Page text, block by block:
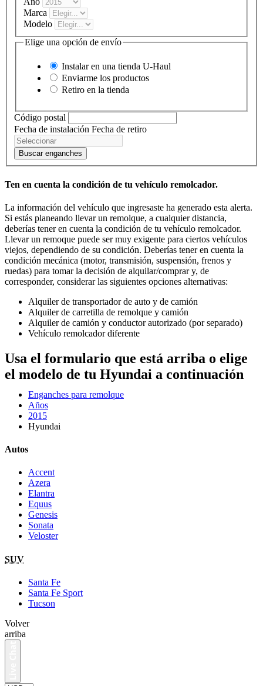
Marca
Modelo
Elige una opción de envío
Instalar en una tienda U-Haul
Enviarme los productos
Retiro en la tienda
Código postal
Fecha de instalación Fecha de retiro
Buscar enganches
Ten en cuenta la condición de tu vehículo remolcador.
La información del vehículo que ingresaste ha generado esta alerta.
Si estás planeando llevar un remolque, a cualquier distancia,
deberías tener en cuenta la condición de tu vehículo remolcador.
Llevar un remoque puede ser muy exigente para ciertos vehículos
viejos, dependiendo de su condición. Deberías tener en cuenta la
condición mecánica (motor, transmisión, suspensión, frenos y
ruedas) para tomar la decisión de alquilar/comprar y, de
corresponder, considerar las siguientes opciones alternativas:
Alquiler de transportador de auto y de camión
Alquiler de carretilla de remolque y camión
Alquiler de camión y conductor autorizado (por separado)
Vehículo remolcador diferente
Usa el formulario que está arriba o elige
el modelo de tu Hyundai a continuación
Enganches para remolque
Años
2015
Hyundai
Autos
Accent
Azera
Elantra
Equus
Genesis
Sonata
Veloster
SUV
Santa Fe
Santa Fe Sport
Tucson
Volver
arriba